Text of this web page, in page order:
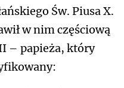
Św. Piusa X.
w nim częściową
– papieża, który